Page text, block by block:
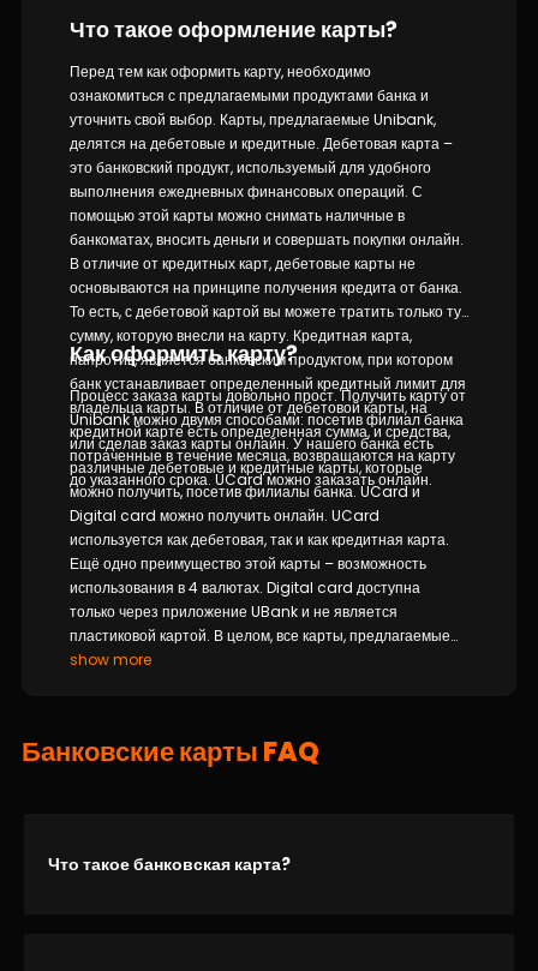
Что такое оформление карты?
Перед тем как оформить карту, необходимо
ознакомиться с предлагаемыми продуктами банка и
уточнить свой выбор. Карты, предлагаемые Unibank,
делятся на дебетовые и кредитные. Дебетовая карта –
это банковский продукт, используемый для удобного
выполнения ежедневных финансовых операций. С
помощью этой карты можно снимать наличные в
банкоматах, вносить деньги и совершать покупки онлайн.
В отличие от кредитных карт, дебетовые карты не
основываются на принципе получения кредита от банка.
То есть, с дебетовой картой вы можете тратить только ту
сумму, которую внесли на карту. Кредитная карта,
напротив, является банковским продуктом, при котором
банк устанавливает определенный кредитный лимит для
владельца карты. В отличие от дебетовой карты, на
кредитной карте есть определенная сумма, и средства,
потраченные в течение месяца, возвращаются на карту
до указанного срока. UCard можно заказать онлайн.
Как оформить карту?
Процесс заказа карты довольно прост. Получить карту от
Unibank можно двумя способами: посетив филиал банка
или сделав заказ карты онлайн. У нашего банка есть
различные дебетовые и кредитные карты, которые
можно получить, посетив филиалы банка. UCard и
Digital card можно получить онлайн. UCard
используется как дебетовая, так и как кредитная карта.
Ещё одно преимущество этой карты – возможность
использования в 4 валютах. Digital card доступна
только через приложение UBank и не является
пластиковой картой. В целом, все карты, предлагаемые
Unibank, выделяются выгодными предложениями.
show more
Банковские карты FAQ
Что такое банковская карта?